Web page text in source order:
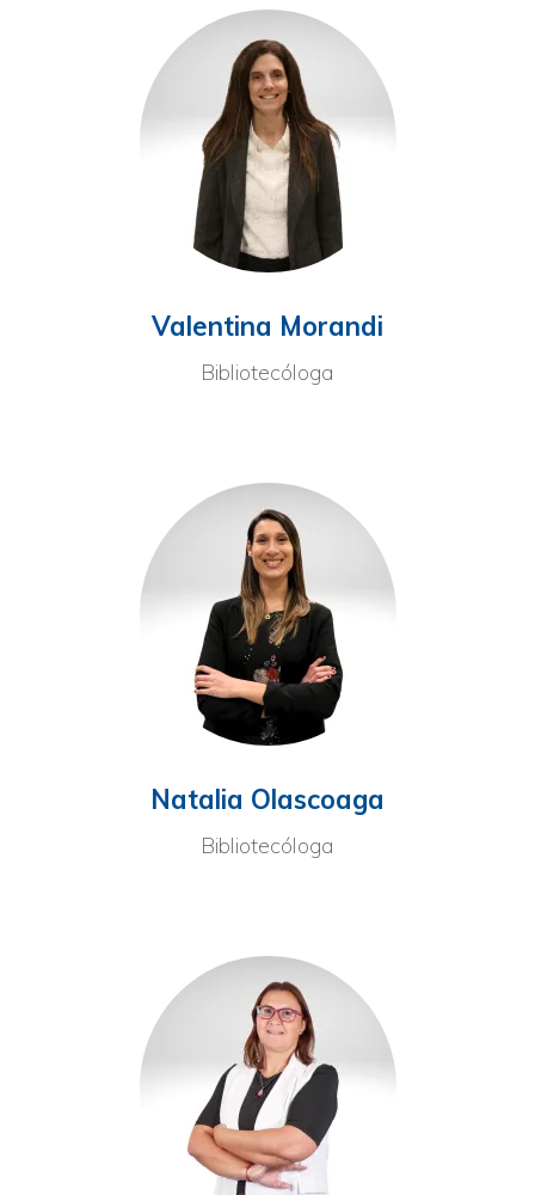
Valentina Morandi
Bibliotecóloga
Natalia Olascoaga
Bibliotecóloga